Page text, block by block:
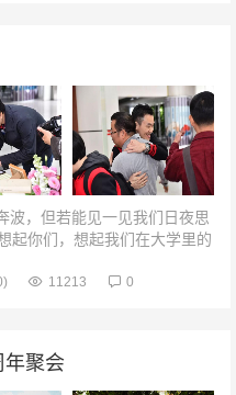
，但若能见一见我们日夜思
起你们，想起我们在大学里的
11213 0
聚会